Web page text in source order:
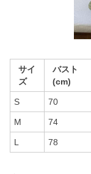
サイ
ズ
バスト
(cm)
S 70
M 74
L 78